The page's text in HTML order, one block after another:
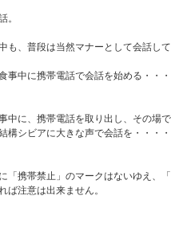
。
も、普段は当然マナーとして会話し
事中に携帯電話で会話を始める・・
中に、携帯電話を取り出し、その場
構シビアに大きな声で会話を・・・
「携帯禁止」のマークはないゆえ、
ば注意は出来ません。